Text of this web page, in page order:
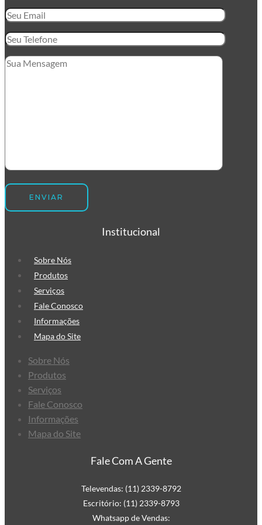
Envelope de Segurança
Personalizado
Institucional
Sobre Nós
Produtos
Serviços
Fale Conosco
Informações
Mapa do Site
Sobre Nós
Produtos
Serviços
Fale Conosco
Informações
Mapa do Site
Fale Com A Gente
Televendas: (11) 2339-8792
Escritório: (11) 2339-8793
Whatsapp de Vendas: